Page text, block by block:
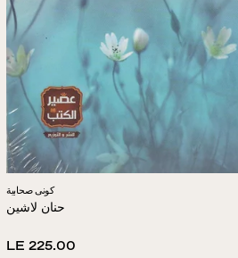
كونى صحابية
حنان لاشين
Regular
LE 225.00